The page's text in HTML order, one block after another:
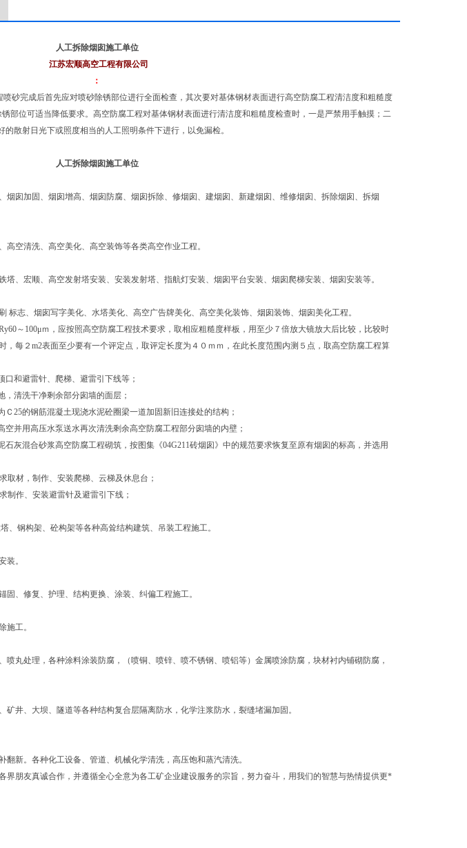
人工拆除烟囱施工单位
江苏宏顺高空工程有限公司
：
砂完成后首先应对喷砂除锈部位进行全面检查，其次要对基体钢材表面进行高空防腐工程清洁度和粗糙度
部位可适当降低要求。高空防腐工程对基体钢材表面进行清洁度和粗糙度检查时，一是严禁用手触摸；二
的散射日光下或照度相当的人工照明条件下进行，以免漏检。
人工拆除烟囱施工单位
烟囱加固、烟囱增高、烟囱防腐、烟囱拆除、修烟囱、建烟囱、新建烟囱、维修烟囱、拆除烟囱、拆烟
空清洗、高空美化、高空装饰等各类高空作业工程。
、宏顺、高空发射塔安装、安装发射塔、指航灯安装、烟囱平台安装、烟囱爬梯安装、烟囱安装等。
标志、烟囱写字美化、水塔美化、高空广告牌美化、高空美化装饰、烟囱装饰、烟囱美化工程。
～100μｍ，应按照高空防腐工程技术要求，取相应粗糙度样板，用至少７倍放大镜放大后比较，比较时
，每２m2表面至少要有一个评定点，取评定长度为４０ｍｍ，在此长度范围内测５点，取高空防腐工程算
和避雷针、爬梯、避雷引下线等；
清洗干净剩余部分囱墙的面层；
25的钢筋混凝土现浇水泥砼圈梁一道加固新旧连接处的结构；
并用高压水泵送水再次清洗剩余高空防腐工程部分囱墙的内壁；
灰混合砂浆高空防腐工程砌筑，按图集《04G211砖烟囱》中的规范要求恢复至原有烟囱的标高，并选用
取材，制作、安装爬梯、云梯及休息台；
制作、安装避雷针及避雷引下线；
、钢构架、砼构架等各种高耸结构建筑、吊装工程施工。
装。
、修复、护理、结构更换、涂装、纠偏工程施工。
施工。
喷丸处理，各种涂料涂装防腐，（喷铜、喷锌、喷不锈钢、喷铝等）金属喷涂防腐，块材衬内铺砌防腐，
井、大坝、隧道等各种结构复合层隔离防水，化学注浆防水，裂缝堵漏加固。
新。各种化工设备、管道、机械化学清洗，高压饱和蒸汽清洗。
朋友真诚合作，并遵循全心全意为各工矿企业建设服务的宗旨，努力奋斗，用我们的智慧与热情提供更*